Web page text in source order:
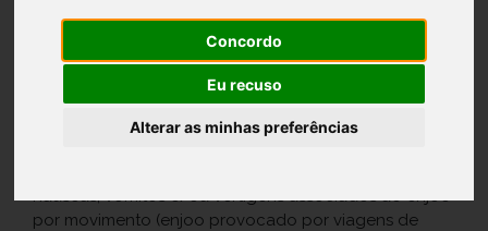
Concordo
Eu recuso
Alterar as minhas preferências
Laboratórios Azevedos - Indústria Farmacêutica, S.A.
náuseas, vómitos e/ou vertigens associados ao enjoo
por movimento (enjoo provocado por viagens de